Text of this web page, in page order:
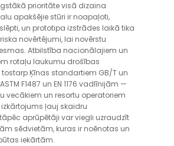
prioritāte visā dizaina
apakšējie stūri ir noapaļoti,
un prototipa izstrādes laikā tika
novērtējumi, lai novērstu
Atbilstība nacionālajiem un
rotaļu laukumu drošības
Ķīnas standartiem GB/T un
F1487 un EN 1176 vadlīnijām —
vecākiem un resortu operatoriem
ļauj skaidru
aprūpētāji var viegli uzraudzīt
sēdvietām, kuras ir noēnotas un
iekārtām.